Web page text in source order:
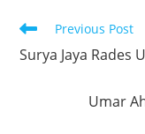
e
b
o
er s
A
p
Read
articles
Previous Post
Surya Jaya Rades
Umar